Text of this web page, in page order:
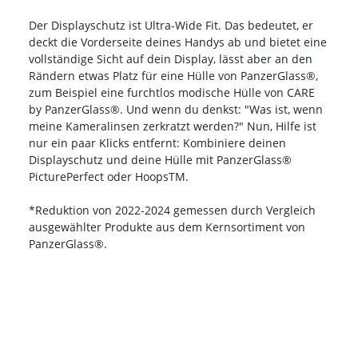
Der Displayschutz ist Ultra-Wide Fit. Das bedeutet, er
deckt die Vorderseite deines Handys ab und bietet eine
vollständige Sicht auf dein Display, lässt aber an den
Rändern etwas Platz für eine Hülle von PanzerGlass®,
zum Beispiel eine furchtlos modische Hülle von CARE
by PanzerGlass®. Und wenn du denkst: "Was ist, wenn
meine Kameralinsen zerkratzt werden?" Nun, Hilfe ist
nur ein paar Klicks entfernt: Kombiniere deinen
Displayschutz und deine Hülle mit PanzerGlass®
PicturePerfect oder HoopsTM.
*Reduktion von 2022-2024 gemessen durch Vergleich
ausgewählter Produkte aus dem Kernsortiment von
PanzerGlass®.